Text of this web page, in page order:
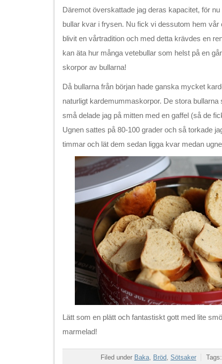
Däremot överskattade jag deras kapacitet, för nu
bullar kvar i frysen. Nu fick vi dessutom hem
blivit en vårtradition och med detta krävdes en
kan äta hur många vetebullar som helst på en
skorpor av bullarna!
Då bullarna från början hade ganska mycket
naturligt kardemummaskorpor. De stora
små delade jag på mitten med en gaffel (så de
Ugnen sattes på 80-100 grader och så torkade
timmar och lät dem sedan ligga kvar medan
Lätt som en plätt och fantastiskt gott med lite
marmelad!
Filed under Baka, Bröd, Sötsaker